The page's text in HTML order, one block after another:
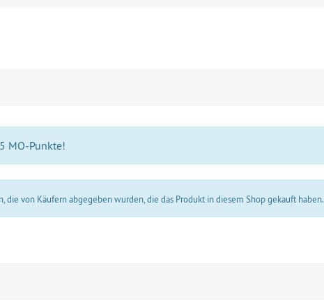
MO-Punkte!
die von Käufern abgegeben wurden, die das Produkt in diesem Shop gekauft haben.